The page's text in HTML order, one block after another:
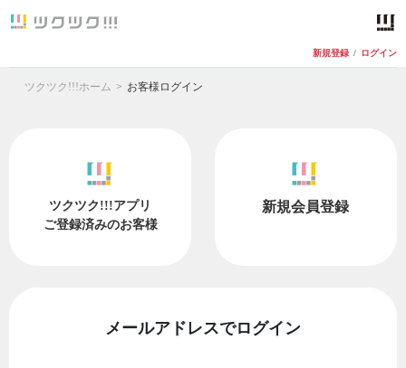
新規登録 / ログイン
ツクツク!!!ホーム お客様ログイン
ツクツク!!!アプリ
ご登録済みのお客様
新規会員登録
メールアドレスでログイン